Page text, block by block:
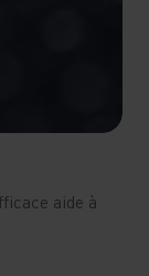
aide à